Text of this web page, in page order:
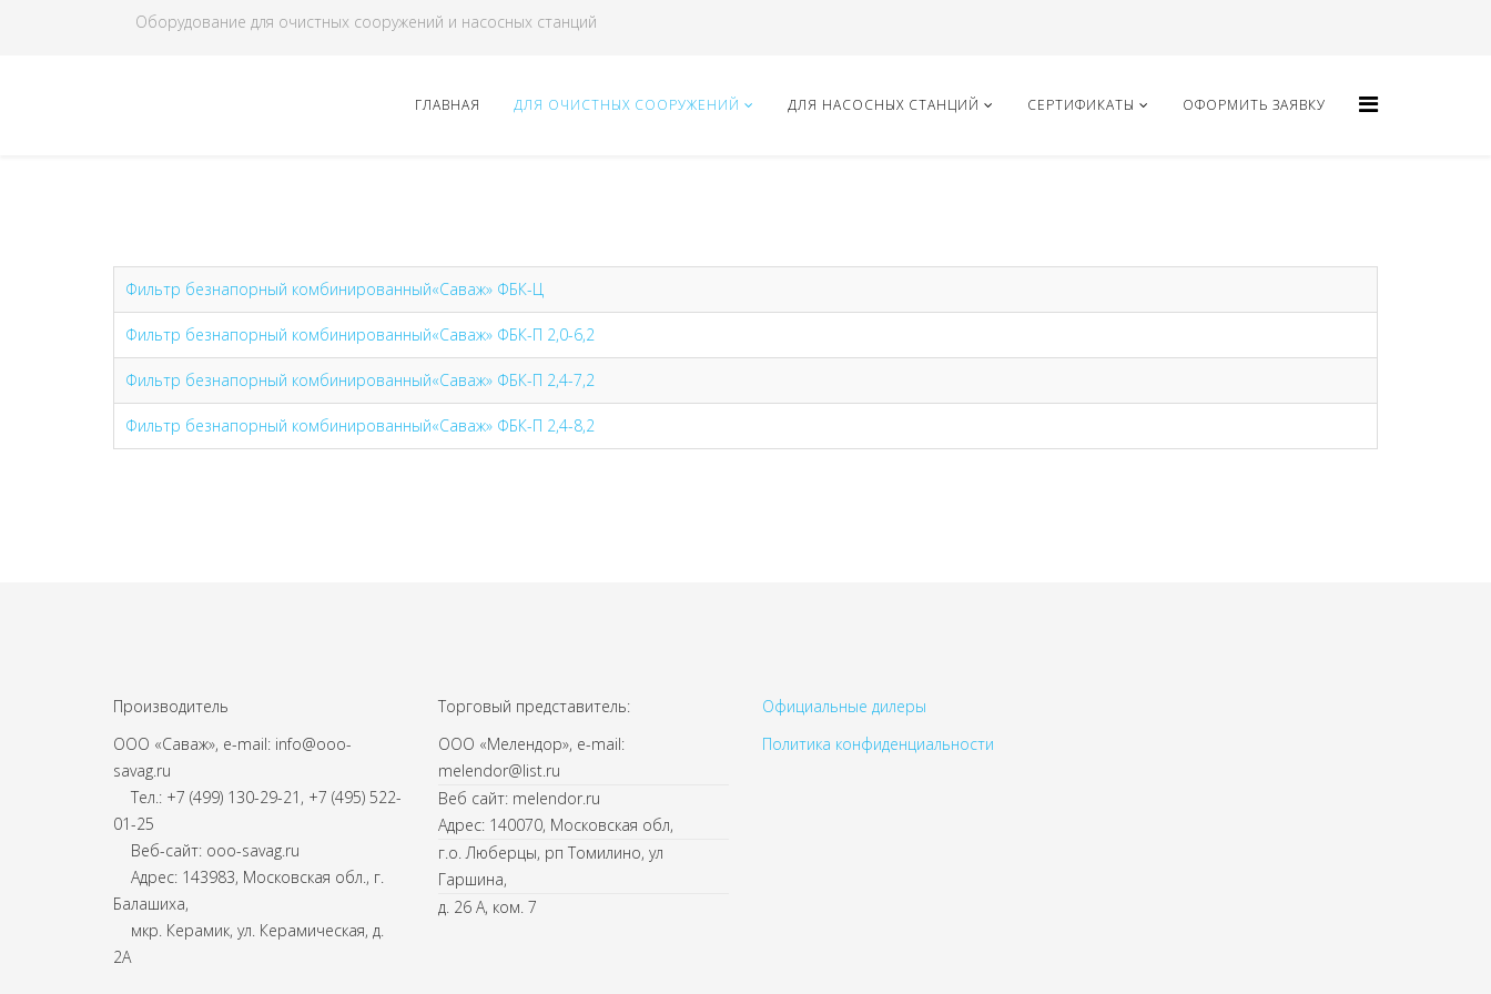
Оборудование для очистных сооружений и насосных станций
ГЛАВНАЯ ДЛЯ ОЧИСТНЫХ СООРУЖЕНИЙ ДЛЯ НАСОСНЫХ СТАНЦИЙ СЕРТИФИКАТЫ ОФОРМИТЬ ЗАЯВКУ
Фильтр безнапорный комбинированный«Саваж» ФБК-Ц
Фильтр безнапорный комбинированный«Саваж» ФБК-П 2,0-6,2
Фильтр безнапорный комбинированный«Саваж» ФБК-П 2,4-7,2
Фильтр безнапорный комбинированный«Саваж» ФБК-П 2,4-8,2
Производитель
ООО «Саваж», e-mail: info@ooo-
savag.ru
Тел.: +7 (499) 130-29-21, +7 (495) 522-
01-25
Веб-сайт: ooo-savag.ru
Адрес: 143983, Московская обл., г.
Балашиха,
мкр. Керамик, ул. Керамическая, д.
2А
Торговый представитель:
ООО «Мелендор», e-mail:
melendor@list.ru
Веб сайт: melendor.ru
Адрес: 140070, Московская обл,
г.о. Люберцы, рп Томилино, ул
Гаршина,
д. 26 А, ком. 7
Официальные дилеры
Политика конфиденциальности